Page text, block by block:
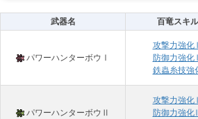
武器名 百竜スキル
パワーハンターボウⅠ
攻撃力強化
防御力強化
鉄蟲糸技強
パワーハンターボウⅡ
攻撃力強化
防御力強